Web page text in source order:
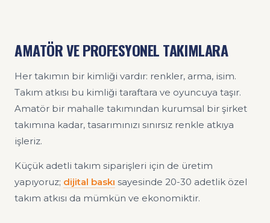
AMATÖR VE PROFESYONEL TAKIMLARA
Her takımın bir kimliği vardır: renkler, arma, isim.
Takım atkısı bu kimliği taraftara ve oyuncuya taşır.
Amatör bir mahalle takımından kurumsal bir şirket
takımına kadar, tasarımınızı sınırsız renkle atkıya
işleriz.
Küçük adetli takım siparişleri için de üretim
yapıyoruz; dijital baskı sayesinde 20-30 adetlik özel
takım atkısı da mümkün ve ekonomiktir.